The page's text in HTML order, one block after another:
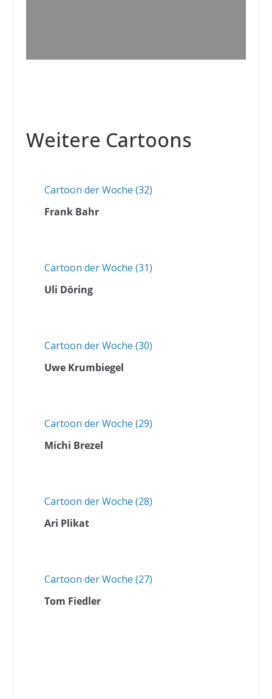
Weitere Cartoons
Cartoon der Woche (32)
Frank Bahr
Cartoon der Woche (31)
Uli Döring
Cartoon der Woche (30)
Uwe Krumbiegel
Cartoon der Woche (29)
Michi Brezel
Cartoon der Woche (28)
Ari Plikat
Cartoon der Woche (27)
Tom Fiedler